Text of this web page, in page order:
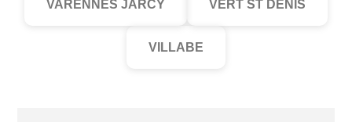
VARENNES JARCY VERT ST DENIS
VILLABE